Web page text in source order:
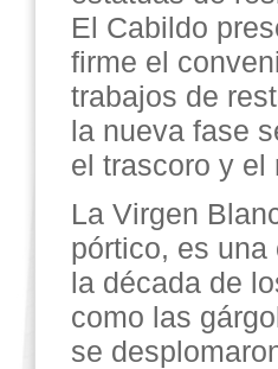
El Cabildo
firme el
trabajos de
la nueva fase
el trascoro y el
La Virgen
pórtico, es
la década de
como las
se